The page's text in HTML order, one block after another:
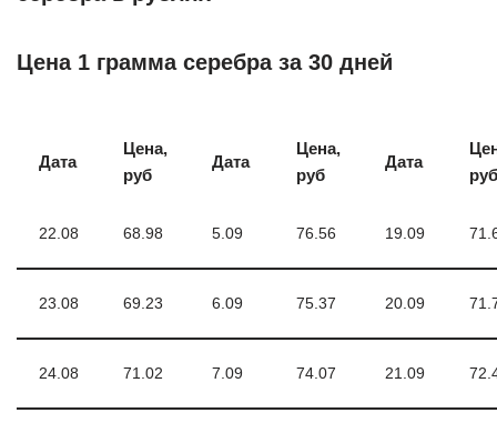
Цена 1 грамма серебра за 30 дней
Дата
Цена,
руб
Дата
Цена,
руб
Дата
руб
22.08 68.98 5.09 76.56 19.09
23.08 69.23 6.09 75.37 20.09
24.08 71.02 7.09 74.07 21.09